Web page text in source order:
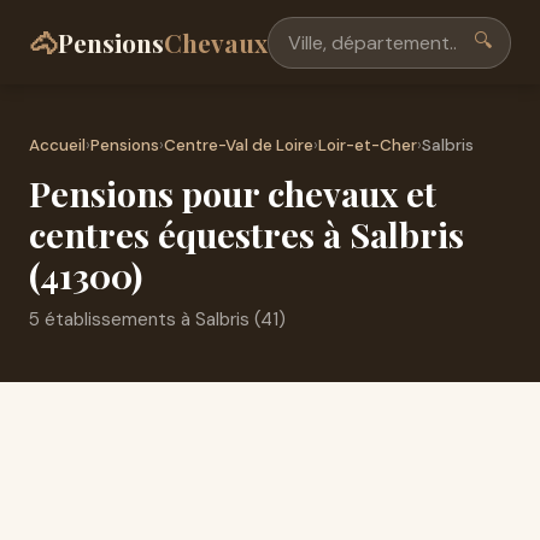
🐴PensionsChevaux 🔍
Accueil›Pensions›Centre-Val de Loire›Loir-et-Cher›Salbris
Pensions pour chevaux et
centres équestres à Salbris
(41300)
5 établissements à Salbris (41)